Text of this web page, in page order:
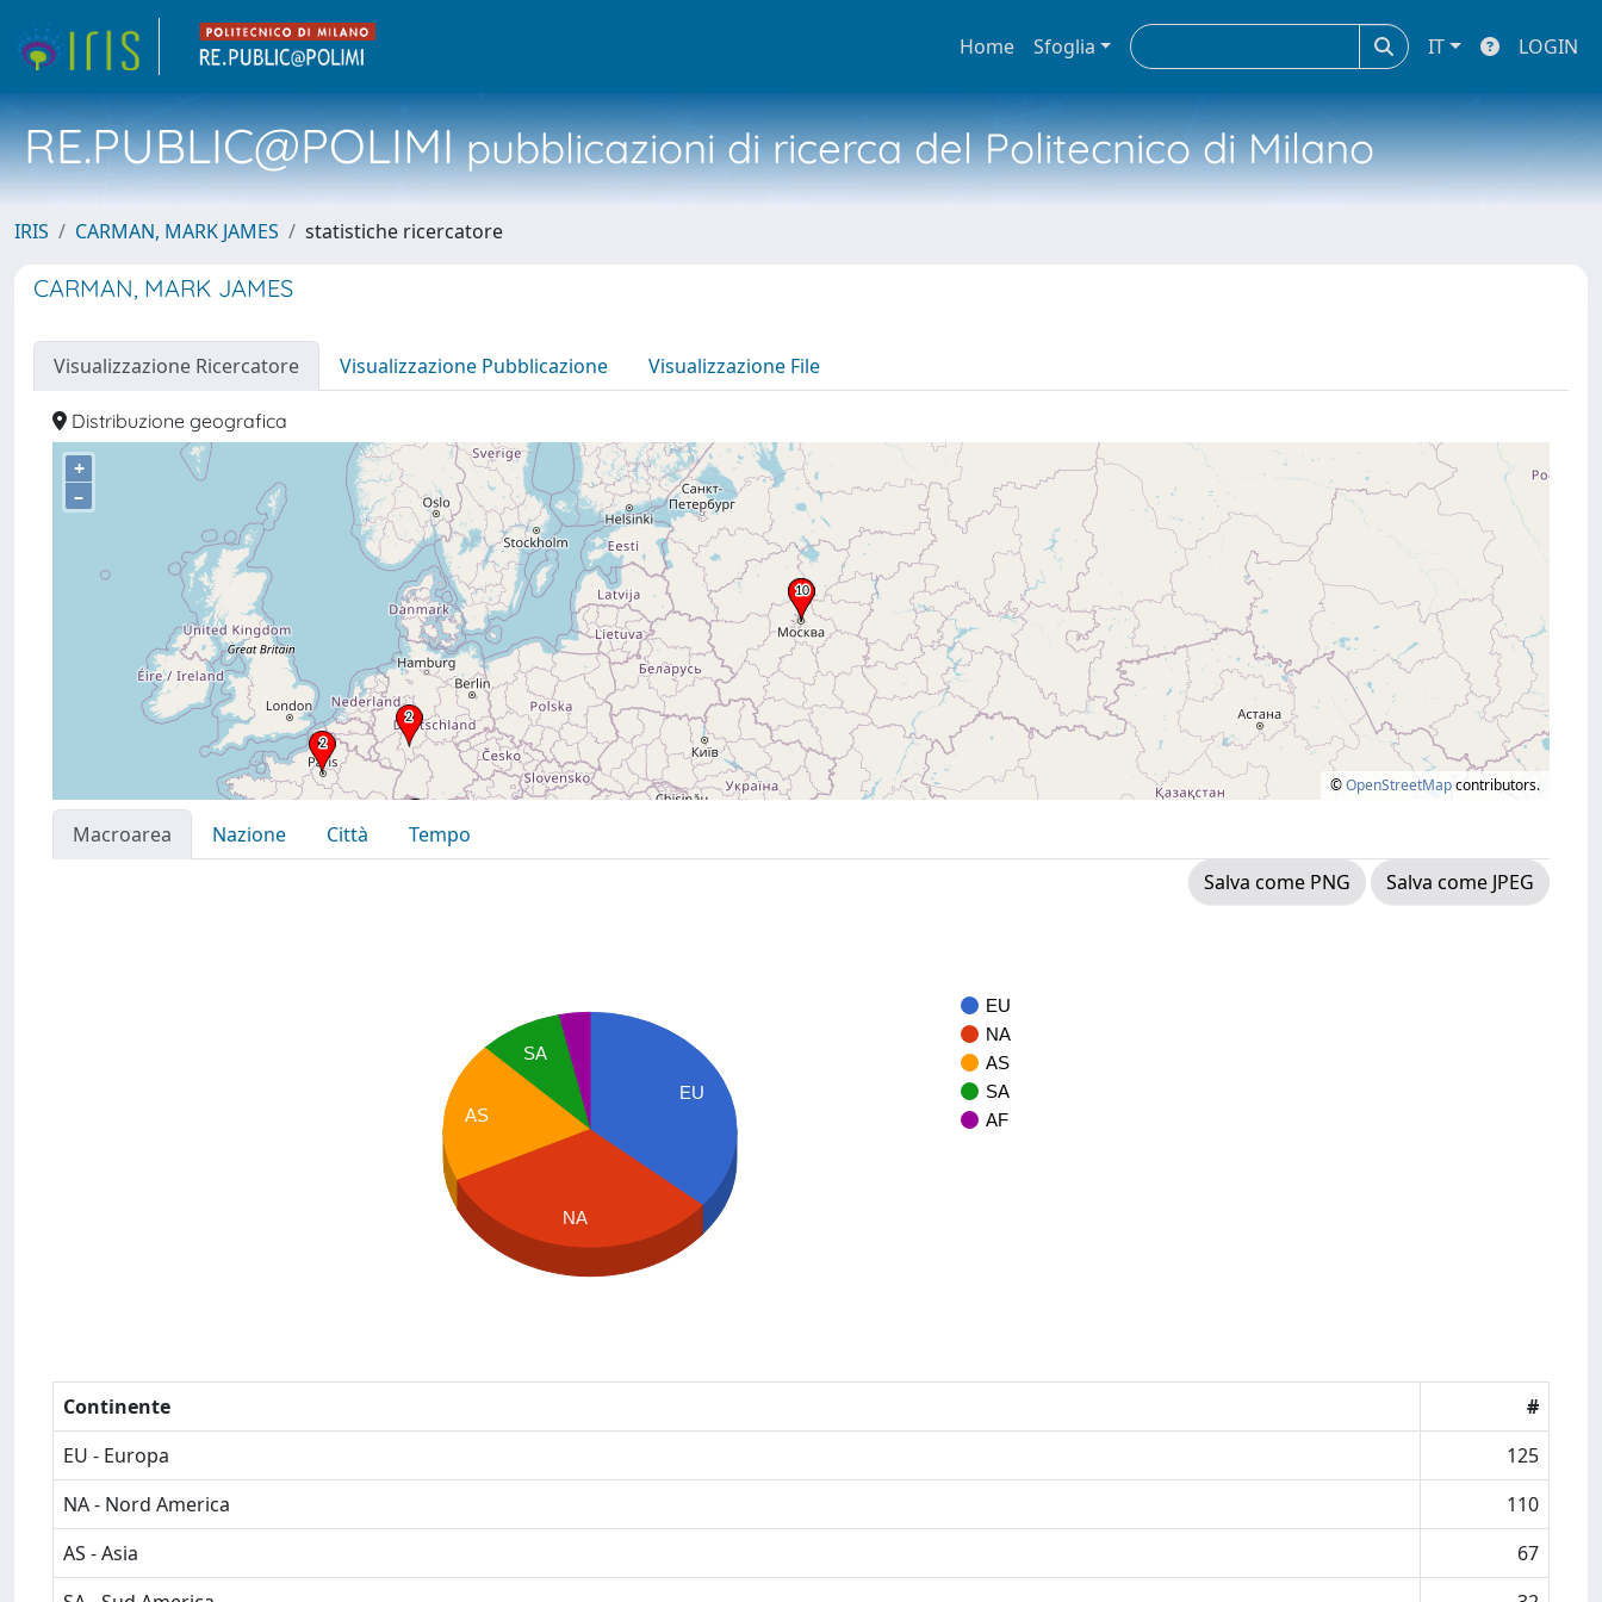
Home Sfoglia IT LOGIN
RE.PUBLIC@POLIMIpubblicazioni di ricerca del Politecnico di Milano
IRIS CARMAN, MARK JAMES statistiche ricercatore
CARMAN, MARK JAMES
Visualizzazione Ricercatore Visualizzazione Pubblicazione Visualizzazione File
Distribuzione geografica
+
–
©OpenStreetMapcontributors.
Macroarea Nazione Città
Tempo
Salva come PNG
Salva come JPEG
EU
NA
AS
SA
AF
EU
SA
AS
NA
Continente
#
EU - Europa
125
NA - Nord America
110
AS - Asia
67